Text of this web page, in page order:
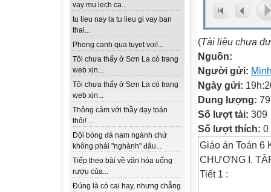
vay mu lech ca...
tu lieu nay la tu lieu gi vay ban
thai...
Phong canh qua tuyet voi!...
Tôi chưa thấy ở Sơn La có trang
web xịn...
Tôi chưa thấy ở Sơn La có trang
web xịn...
Thông cảm với thầy dạy toán
thôi! ...
Đội bóng đá nam ngành chứ
không phải "nghành" đâu...
Tiếp theo bài về văn hóa uống
rượu của...
Đúng là có cai hay, nhưng chẳng
(Tài liệu chưa
Nguồn:
Người gửi:
Ngày gửi:
Dung lượng:
Số lượt tải: 309
Số lượt thích: 0
Giáo án Toán 6
CHƯƠNG I.
Tiết 1 :